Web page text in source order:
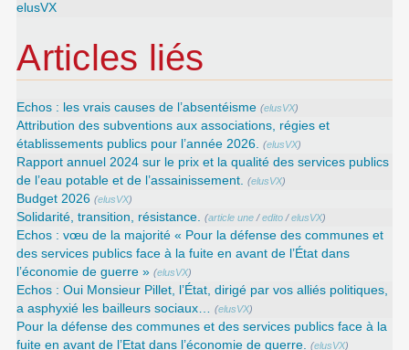
elusVX
Articles liés
Echos : les vrais causes de l’absentéisme (elusVX)
Attribution des subventions aux associations, régies et
établissements publics pour l’année 2026.
(elusVX)
Rapport annuel 2024 sur le prix et la qualité des services publics
de l’eau potable et de l’assainissement.
(elusVX)
Budget 2026 (elusVX)
Solidarité, transition, résistance. (article une /edito /elusVX)
Echos : vœu de la majorité « Pour la défense des communes et
des services publics face à la fuite en avant de l’État dans
l’économie de guerre » (elusVX)
Echos : Oui Monsieur Pillet, l’État, dirigé par vos alliés politiques,
a asphyxié les bailleurs sociaux…
(elusVX)
Pour la défense des communes et des services publics face à la
fuite en avant de l’Etat dans l’économie de guerre.
(elusVX)